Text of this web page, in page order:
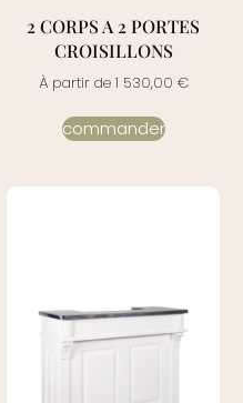
2 CORPS A 2 PORTES
CROISILLONS
À partir de 1 530,00 €
commander